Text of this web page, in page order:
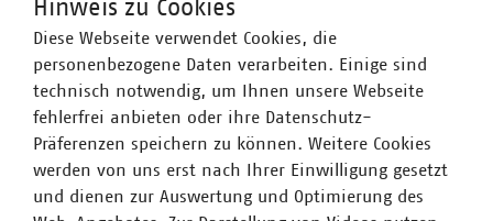
zentralen Ver- und Entsorgungsbereichen: Strom 66
Prozent, Gas 65 Prozent, Wärme 91 Prozent, Trinkwasser
88 Prozent, Abwasser 40 Prozent. Die kommunale
Abfallwirtschaft entsorgt jeden Tag 31.500 Tonnen Abfall
und hat seit 1990 rund 78 Prozent ihrer CO2-Emissionen
eingespart – damit ist sie der Hidden Champion des
Klimaschutzes. Immer mehr Mitgliedsunternehmen
engagieren sich im Breitbandausbau: 220 Unternehmen
Hinweis zu Cookies
Diese Webseite verwendet Cookies, die
personenbezogene Daten verarbeiten. Einige sind
technisch notwendig, um Ihnen unsere Webseite
fehlerfrei anbieten oder ihre Datenschutz-
Präferenzen speichern zu können. Weitere Cookies
werden von uns erst nach Ihrer Einwilligung gesetzt
und dienen zur Auswertung und Optimierung des